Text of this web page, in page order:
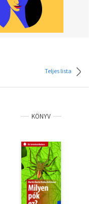
Teljes lista
KÖNYV